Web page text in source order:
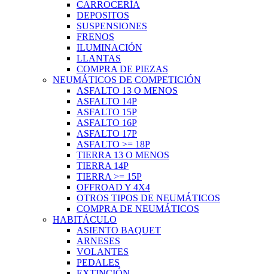
CARROCERÍA
DEPOSITOS
SUSPENSIONES
FRENOS
ILUMINACIÓN
LLANTAS
COMPRA DE PIEZAS
NEUMÁTICOS DE COMPETICIÓN
ASFALTO 13 O MENOS
ASFALTO 14P
ASFALTO 15P
ASFALTO 16P
ASFALTO 17P
ASFALTO >= 18P
TIERRA 13 O MENOS
TIERRA 14P
TIERRA >= 15P
OFFROAD Y 4X4
OTROS TIPOS DE NEUMÁTICOS
COMPRA DE NEUMÁTICOS
HABITÁCULO
ASIENTO BAQUET
ARNESES
VOLANTES
PEDALES